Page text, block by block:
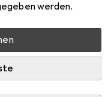
werden.